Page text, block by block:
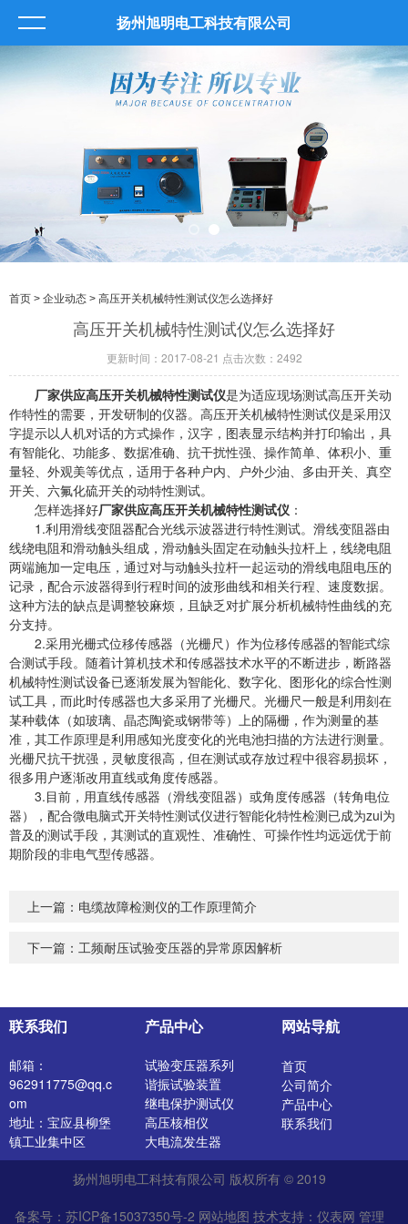
扬州旭明电工科技有限公司
首页 > 企业动态 > 高压开关机械特性测试仪怎么选择好
高压开关机械特性测试仪怎么选择好
更新时间：2017-08-21 点击次数：2492
厂家供应高压开关机械特性测试仪是为适应现场测试高压开关动
作特性的需要，开发研制的仪器。高压开关机械特性测试仪是采用汉
字提示以人机对话的方式操作，汉字，图表显示结构并打印输出，具
有智能化、功能多、数据准确、抗干扰性强、操作简单、体积小、重
量轻、外观美等优点，适用于各种户内、户外少油、多由开关、真空
开关、六氟化硫开关的动特性测试。
怎样选择好厂家供应高压开关机械特性测试仪 ：
1.利用滑线变阻器配合光线示波器进行特性测试。滑线变阻器由
线绕电阻和滑动触头组成，滑动触头固定在动触头拉杆上，线绕电阻
两端施加一定电压，通过对与动触头拉杆一起运动的滑线电阻电压的
记录，配合示波器得到行程时间的波形曲线和相关行程、速度数据。
这种方法的缺点是调整较麻烦，且缺乏对扩展分析机械特性曲线的充
分支持。
2.采用光栅式位移传感器（光栅尺）作为位移传感器的智能式综
合测试手段。随着计算机技术和传感器技术水平的不断进步，断路器
机械特性测试设备已逐渐发展为智能化、数字化、图形化的综合性测
试工具，而此时传感器也大多采用了光栅尺。光栅尺一般是利用刻在
某种载体（如玻璃、晶态陶瓷或钢带等）上的隔栅，作为测量的基
准，其工作原理是利用感知光度变化的光电池扫描的方法进行测量。
光栅尺抗干扰强，灵敏度很高，但在测试或存放过程中很容易损坏，
很多用户逐渐改用直线或角度传感器。
3.目前，用直线传感器（滑线变阻器）或角度传感器（转角电位
器），配合微电脑式开关特性测试仪进行智能化特性检测已成为zui为
普及的测试手段，其测试的直观性、准确性、可操作性均远远优于前
期阶段的非电气型传感器。
上一篇： 电缆故障检测仪的工作原理简介
下一篇： 工频耐压试验变压器的异常原因解析
联系我们
邮箱：
962911775@qq.c
om
地址：宝应县柳堡
镇工业集中区
产品中心
试验变压器系列
谐振试验装置
继电保护测试仪
高压核相仪
大电流发生器
开关特性测试仪
高压发生器
介质损耗测试仪
网站导航
首页
公司简介
产品中心
联系我们
扬州旭明电工科技有限公司 版权所有 © 2019
备案号：苏ICP备15037350号-2 网站地图 技术支持： 仪表网 管理